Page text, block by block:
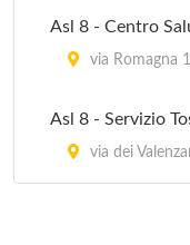
Asl 8 - Centro
via Romagna
Asl 8 - Servizio
via dei